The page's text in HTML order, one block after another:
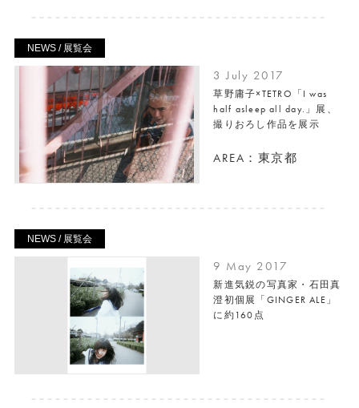
NEWS / 展覧会
3 July 2017
草野庸子×TETRO「I was
half asleep all day.」展、
撮りおろし作品を展示
AREA：東京都
NEWS / 展覧会
9 May 2017
新進気鋭の写真家・石田真
澄初個展「GINGER ALE」
に約160点